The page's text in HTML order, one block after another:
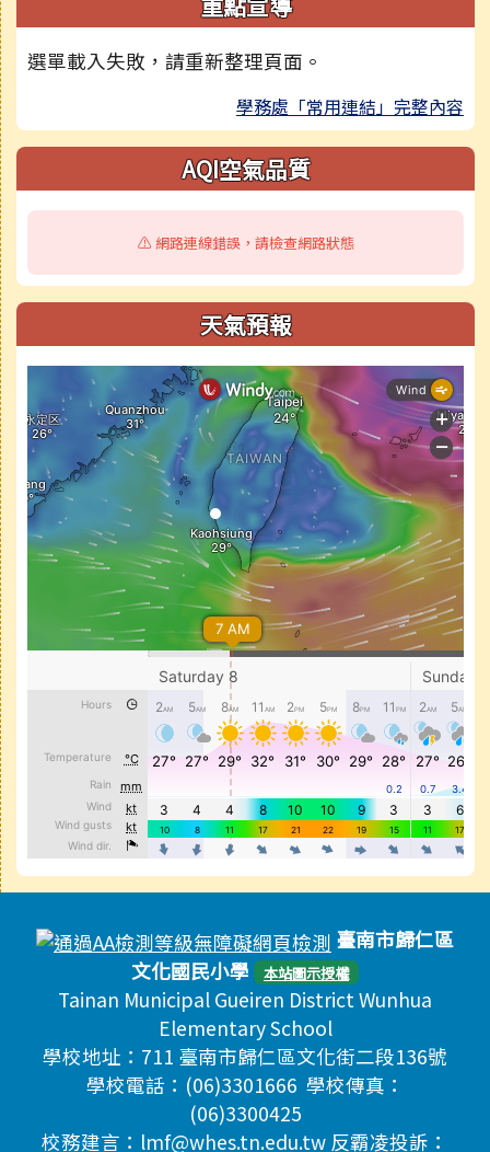
選單載入失敗，請重新整理頁面。
學務處「常用連結」完整內容
AQI空氣品質
⚠️ 網路連線錯誤，請檢查網路狀態
天氣預報
頁尾區域內容
臺南市歸仁區
文化國民小學 本站圖示授權
Tainan Municipal Gueiren District Wunhua
Elementary School
學校地址：711 臺南市歸仁區文化街二段136號
學校電話：(06)3301666 學校傳真：
(06)3300425
校務建言：lmf@whes.tn.edu.tw 反霸凌投訴：